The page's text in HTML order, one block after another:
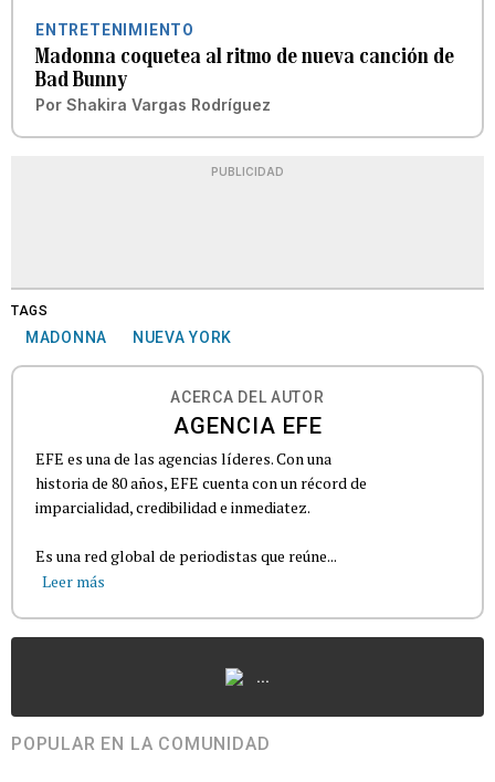
ENTRETENIMIENTO
Madonna coquetea al ritmo de nueva canción de
Bad Bunny
Por Shakira Vargas Rodríguez
PUBLICIDAD
TAGS
MADONNA NUEVA YORK
ACERCA DEL AUTOR
AGENCIA EFE
EFE es una de las agencias líderes. Con una
historia de 80 años, EFE cuenta con un récord de
imparcialidad, credibilidad e inmediatez.
Es una red global de periodistas que reúne...
Leer más
...
POPULAR EN LA COMUNIDAD